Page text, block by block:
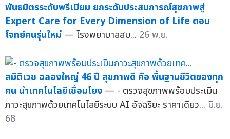
พันธมิตรระดับพรีเมียม ยกระดับประสบการณ์สุขภาพสู่
Expert Care for Every Dimension of Life ตอบ
โจทย์คนรุ่นใหม่ — โรงพยาบาลสม... 26 พ.ย.
สมิติเวช ฉลองใหญ่ 46 ปี สุขภาพดี คือ พื้นฐานชีวิตของทุก
คน นำเทคโนโลยีเชื่อมโยง — - ตรวจสุขภาพพร้อมประเมิน
ภาวะสุขภาพด้วยเทคโนโลยีระบบ AI อัจฉริยะ ราคาเดียว... มิ.ย.
68